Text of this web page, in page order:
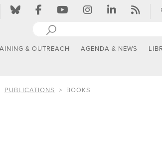
& OUTREACH AGENDA & NEWS
PUBLICATIONS BOOKS